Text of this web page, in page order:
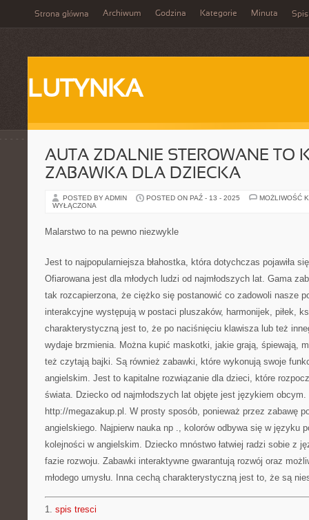
Strona główna Archiwum Godzina Kategorie Minuta Spis
LUTYNKA
AUTA ZDALNIE STEROWANE TO
ZABAWKA DLA DZIECKA
POSTED BY ADMIN POSTED ON PAŹ - 13 - 2025
MOŻLIWOŚĆ
WYŁĄCZONA
Malarstwo to na pewno niezwykle
Jest to najpopularniejsza błahostka, która dotychczas pojawiła
Ofiarowana jest dla młodych ludzi od najmłodszych lat. Gama
tak rozcapierzona, że ciężko się postanowić co zadowoli nasze
interakcyjne występują w postaci pluszaków, harmonijek, piłek,
charakterystyczną jest to, że po naciśnięciu klawisza lub też
wydaje brzmienia. Można kupić maskotki, jakie grają, śpiewają,
też czytają bajki. Są również zabawki, które wykonują swoje
angielskim. Jest to kapitalne rozwiązanie dla dzieci, które
świata. Dziecko od najmłodszych lat objęte jest językiem obcym.
http://megazakup.pl. W prosty sposób, ponieważ przez zabawę
angielskiego. Najpierw nauka np ., kolorów odbywa się w języku
kolejności w angielskim. Dziecko mnóstwo łatwiej radzi sobie z
fazie rozwoju. Zabawki interaktywne gwarantują rozwój oraz
młodego umysłu. Inna cechą charakterystyczną jest to, że są
1. spis tresci